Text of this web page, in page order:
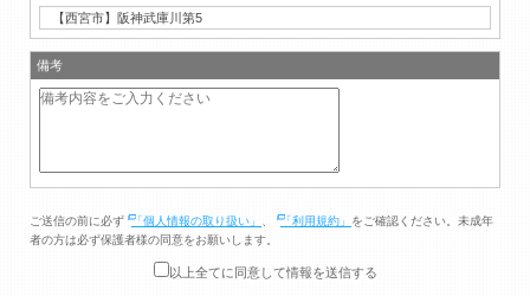
備考
ご送信の前に必ず 「個人情報の取り扱い」 「利用規約」 をご確認ください。未成年
者の方は必ず保護者様の同意をお願いします。
以上全てに同意して情報を送信する